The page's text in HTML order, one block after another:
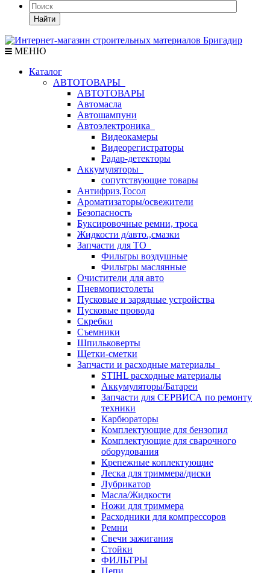
Найти
МЕНЮ
Каталог
АВТОТОВАРЫ
АВТОТОВАРЫ
Автомасла
Автошампуни
Автоэлектроника
Видеокамеры
Видеорегистраторы
Радар-детекторы
Аккумуляторы
сопутствующие товары
Антифриз,Тосол
Ароматизаторы/освежители
Безопасность
Буксировочные ремни, троса
Жидкости д/авто.,смазки
Запчасти для ТО
Фильтры воздушные
Фильтры маслянные
Очистители для авто
Пневмопистолеты
Пусковые и зарядные устройства
Пусковые провода
Скребки
Съемники
Шпильковерты
Щетки-сметки
Запчасти и расходные материалы
STIHL расходные материалы
Аккумуляторы/Батареи
Запчасти для СЕРВИСА по ремонту
техники
Карбюраторы
Комплектующие для бензопил
Комплектующие для сварочного
оборудования
Крепежные коплектующие
Леска для триммера/диски
Лубрикатор
Масла/Жидкости
Ножи для триммера
Расходники для компрессоров
Ремни
Свечи зажигания
Стойки
ФИЛЬТРЫ
Цепи